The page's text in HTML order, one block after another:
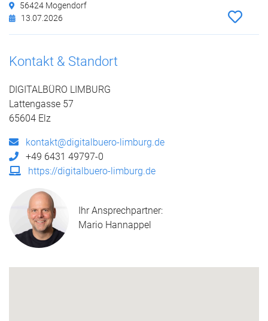
56424 Mogendorf
13.07.2026
Kontakt & Standort
DIGITALBÜRO LIMBURG
Lattengasse 57
65604 Elz
kontakt@digitalbuero-limburg.de
+49 6431 49797-0
https://digitalbuero-limburg.de
Ihr Ansprechpartner:
Mario Hannappel